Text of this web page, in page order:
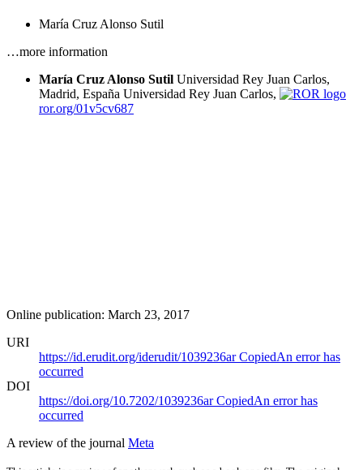
María Cruz Alonso Sutil
…more information
María Cruz Alonso Sutil Universidad Rey Juan Carlos,
Madrid, España Universidad Rey Juan Carlos,
ror.org/01v5cv687
Online publication: March 23, 2017
URI
https://id.erudit.org/iderudit/1039236arCopiedAn error has
occurred
DOI
https://doi.org/10.7202/1039236arCopiedAn error has
occurred
A review of the journal Meta